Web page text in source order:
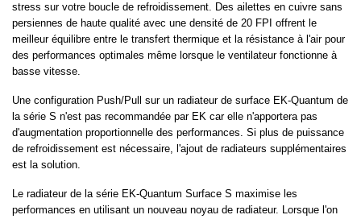
stress sur votre boucle de refroidissement. Des ailettes en cuivre sans
persiennes de haute qualité avec une densité de 20 FPI offrent le
meilleur équilibre entre le transfert thermique et la résistance à l'air pour
des performances optimales même lorsque le ventilateur fonctionne à
basse vitesse.
Une configuration Push/Pull sur un radiateur de surface EK-Quantum de
la série S n'est pas recommandée par EK car elle n'apportera pas
d'augmentation proportionnelle des performances. Si plus de puissance
de refroidissement est nécessaire, l'ajout de radiateurs supplémentaires
est la solution.
Le radiateur de la série EK-Quantum Surface S maximise les
performances en utilisant un nouveau noyau de radiateur. Lorsque l'on